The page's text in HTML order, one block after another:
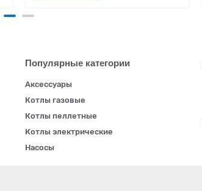
Популярные категории
Аксессуары
Котлы газовые
Котлы пеллетные
Котлы электрические
Насосы